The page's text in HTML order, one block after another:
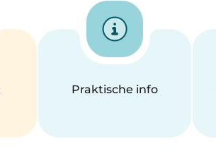
Praktische info